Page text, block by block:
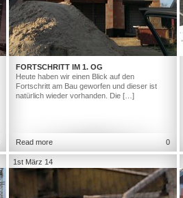
FORTSCHRITT IM 1. OG
Heute haben wir einen Blick auf den
Fortschritt am Bau geworfen und dieser ist
natürlich wieder vorhanden. Die […]
Read more 0
1st März 14